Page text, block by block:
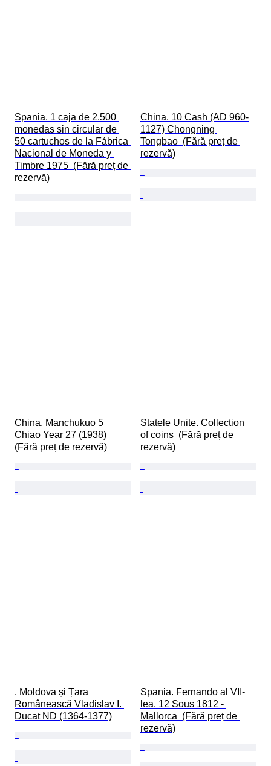
Spania. 1 caja de 2.500
monedas sin circular de
50 cartuchos de la Fábrica
Nacional de Moneda y
Timbre 1975  (Fără preț de
rezervă)
China. 10 Cash (AD 960-
1127) Chongning
Tongbao  (Fără preț de
rezervă)
China, Manchukuo 5
Chiao Year 27 (1938)
(Fără preț de rezervă)
Statele Unite. Collection
of coins  (Fără preț de
rezervă)
. Moldova și Țara
Românească Vladislav I.
Ducat ND (1364-1377)
Spania. Fernando al VII-
lea. 12 Sous 1812 -
Mallorca  (Fără preț de
rezervă)